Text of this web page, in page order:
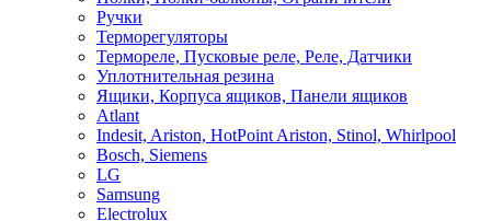
Ручки
Терморегуляторы
Термореле, Пусковые реле, Реле, Датчики
Уплотнительная резина
Ящики, Корпуса ящиков, Панели ящиков
Atlant
Indesit, Ariston, HotPoint Ariston, Stinol, Whirlpool
Bosch, Siemens
LG
Samsung
Electrolux